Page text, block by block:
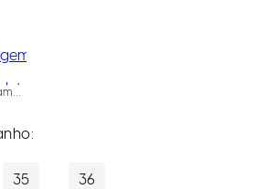
Caramelo
35 36